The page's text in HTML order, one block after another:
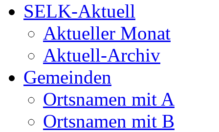
SELK-Aktuell
Aktueller Monat
Aktuell-Archiv
Gemeinden
Ortsnamen mit A
Ortsnamen mit B